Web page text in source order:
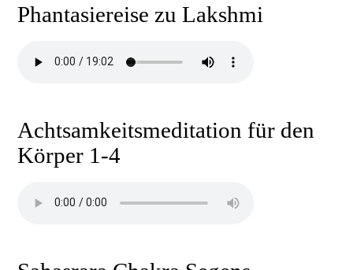
Phantasiereise zu Lakshmi
Achtsamkeitsmeditation für den
Körper 1-4